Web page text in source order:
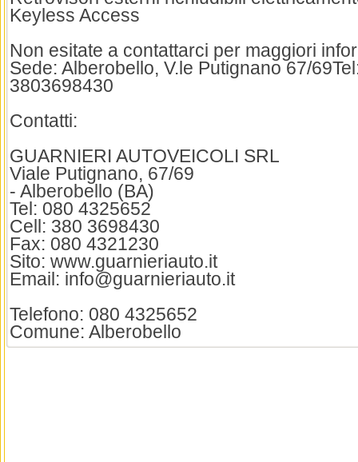
Keyless Access
Non esitate a contattarci per maggiori
Sede: Alberobello, V.le Putignano 67/
3803698430
Contatti:
GUARNIERI AUTOVEICOLI SRL
Viale Putignano, 67/69
- Alberobello (BA)
Tel: 080 4325652
Cell: 380 3698430
Fax: 080 4321230
Sito: www.guarnieriauto.it
Email: info@guarnieriauto.it
Telefono: 080 4325652
Comune: Alberobello